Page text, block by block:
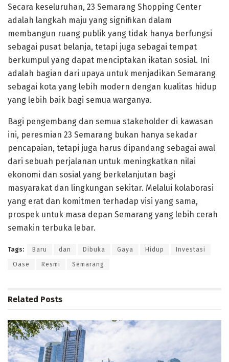
Secara keseluruhan, 23 Semarang Shopping Center
adalah langkah maju yang signifikan dalam
membangun ruang publik yang tidak hanya berfungsi
sebagai pusat belanja, tetapi juga sebagai tempat
berkumpul yang dapat menciptakan ikatan sosial. Ini
adalah bagian dari upaya untuk menjadikan Semarang
sebagai kota yang lebih modern dengan kualitas hidup
yang lebih baik bagi semua warganya.
Bagi pengembang dan semua stakeholder di kawasan
ini, peresmian 23 Semarang bukan hanya sekadar
pencapaian, tetapi juga harus dipandang sebagai awal
dari sebuah perjalanan untuk meningkatkan nilai
ekonomi dan sosial yang berkelanjutan bagi
masyarakat dan lingkungan sekitar. Melalui kolaborasi
yang erat dan komitmen terhadap visi yang sama,
prospek untuk masa depan Semarang yang lebih cerah
semakin terbuka lebar.
Tags: Baru dan Dibuka Gaya Hidup Investasi
Oase Resmi Semarang
Related Posts